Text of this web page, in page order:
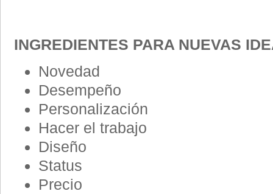
INGREDIENTES PARA NUEVAS
Novedad
Desempeño
Personalización
Hacer el trabajo
Diseño
Status
Precio